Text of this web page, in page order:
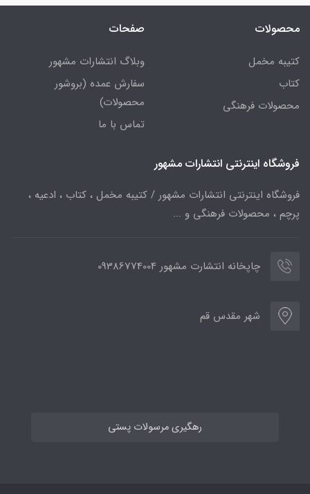
محصولات
کتیبه مخمل
کتاب
محصولات فرهنگی
صفحات
وبلاگ انتشارات مشهور
سفارش عمده (بروشور
محصولات)
تماس با ما
فروشگاه اینترنتی انتشارات مشهور
فروشگاه اینترنتی انتشارات مشهور / کتیبه مخمل ، کتاب ، ادعیه ،
پرچم ، محصولات فرهنگی و ...
چاپخانه انتشارت مشهور 09386774004
شهر مقدس قم
رهگیری مرسولات پستی